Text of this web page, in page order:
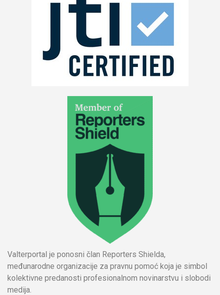
Valterportal je ponosni član Reporters Shielda,
međunarodne organizacije za pravnu pomoć koja je simbol
kolektivne predanosti profesionalnom novinarstvu i slobodi
medija.